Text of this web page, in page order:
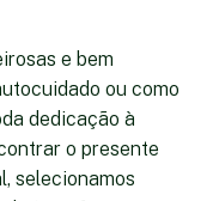
e bem
ou como
dedicação à
o presente
selecionamos